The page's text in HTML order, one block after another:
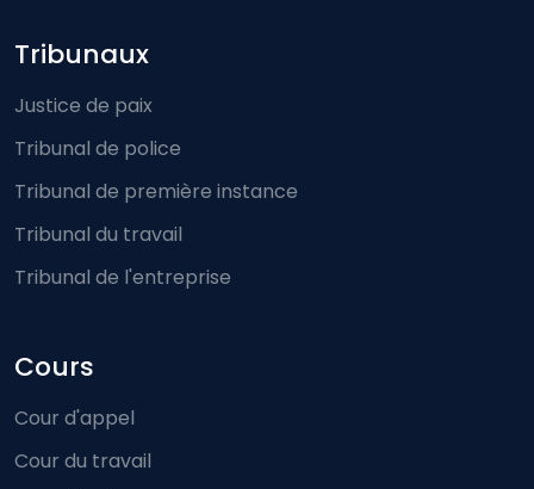
Footer-menu
Tribunaux
Justice de paix
Tribunal de police
Tribunal de première instance
Tribunal du travail
Tribunal de l'entreprise
Cours
Cour d'appel
Cour du travail